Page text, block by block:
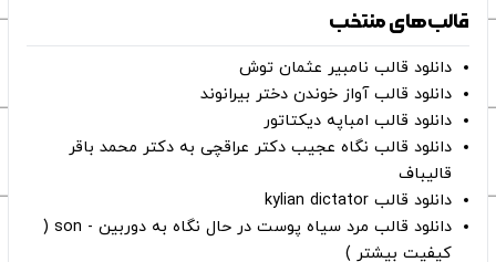
قالب‌های منتخب
دانلود قالب نامبیر عثمان ‌توش
دانلود قالب آواز خوندن دختر بیرانوند
دانلود قالب امباپه دیکتاتور
دانلود قالب نگاه عجیب دکتر عراقچی به دکتر محمد باقر
قالیباف
دانلود قالب kylian dictator
دانلود قالب مرد سیاه پوست در حال نگاه به دوربین - son (
کیفیت بیشتر )